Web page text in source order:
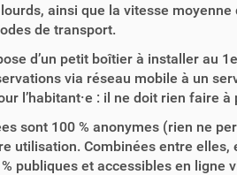
ainsi que la vitesse
de transport.
d’un petit boîtier à installer au
via réseau mobile à un
l’habitant·e : il ne doit rien faire
sont 100 % anonymes (rien ne
utilisation. Combinées entre
publiques et accessibles en ligne